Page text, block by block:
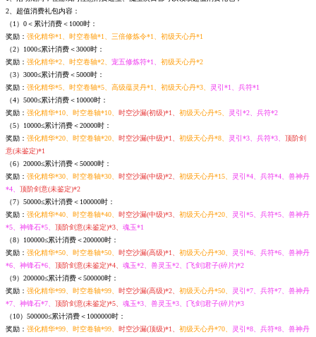
2、超值消费礼包内容：
（1）0＜累计消费＜1000时：
奖励： 强化精华*1、时空卷轴*1、三倍修炼令*1、初级天心丹*1
（2）1000≤累计消费＜3000时：
奖励： 强化精华*2、时空卷轴*2、 宠五修炼符*1、 初级天心丹*2
（3）3000≤累计消费＜5000时：
奖励： 强化精华*5、时空卷轴*5、高级蕴灵丹*1、初级天心丹*3、 灵引*1、 兵符*1
（4）5000≤累计消费＜10000时：
奖励： 强化精华*10、时空卷轴*10、 时空沙漏(初级)*1、 初级天心丹*5、 灵引*2、兵符*2
（5）10000≤累计消费＜20000时：
奖励： 强化精华*20、时空卷轴*20、 时空沙漏(中级)*1、 初级天心丹*8、 灵引*3、兵符*3、 顶阶剑
意(未鉴定)*1
（6）20000≤累计消费＜50000时：
奖励： 强化精华*30、时空卷轴*30、 时空沙漏(中级)*2、 初级天心丹*15、 灵引*4、兵符*4、兽神丹
*4、 顶阶剑意(未鉴定)*2
（7）50000≤累计消费＜100000时：
奖励： 强化精华*40、时空卷轴*40、 时空沙漏(中级)*3、 初级天心丹*20、 灵引*5、兵符*5、兽神丹
*5、神锋石*5、 顶阶剑意(未鉴定)*3、 魂玉*1
（8）100000≤累计消费＜200000时：
奖励： 强化精华*50、时空卷轴*50、 时空沙漏(高级)*1、 初级天心丹*30、 灵引*6、兵符*6、兽神丹
*6、神锋石*6、 顶阶剑意(未鉴定)*4、 魂玉*2、兽灵玉*2、[飞剑]君子(碎片)*2
（9）200000≤累计消费＜500000时：
奖励： 强化精华*99、时空卷轴*99、 时空沙漏(高级)*2、 初级天心丹*50、 灵引*7、兵符*7、兽神丹
*7、神锋石*7、 顶阶剑意(未鉴定)*5、 魂玉*3、兽灵玉*3、[飞剑]君子(碎片)*3
（10）500000≤累计消费＜1000000时：
奖励： 强化精华*99、时空卷轴*99、 时空沙漏(顶级)*1、 初级天心丹*70、 灵引*8、兵符*8、兽神丹